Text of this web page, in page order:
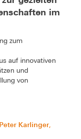
im
zum
auf innovativen
und
von
Karlinger,